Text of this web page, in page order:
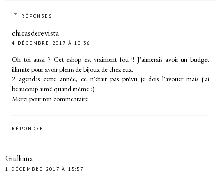
RÉPONSES
chicasderevista
4 DÉCEMBRE 2017 À 10:36
Oh toi aussi ? Cet eshop est vraiment fou !! J'aimerais avoir un budget
illimité pour avoir pleins de bijoux de chez eux.
2 agendas cette année, ce n'était pas prévu je dois l'avouer mais j'ai
beaucoup aimé quand même :)
Merci pour ton commentaire.
RÉPONDRE
Giulliana
1 DÉCEMBRE 2017 À 15:57